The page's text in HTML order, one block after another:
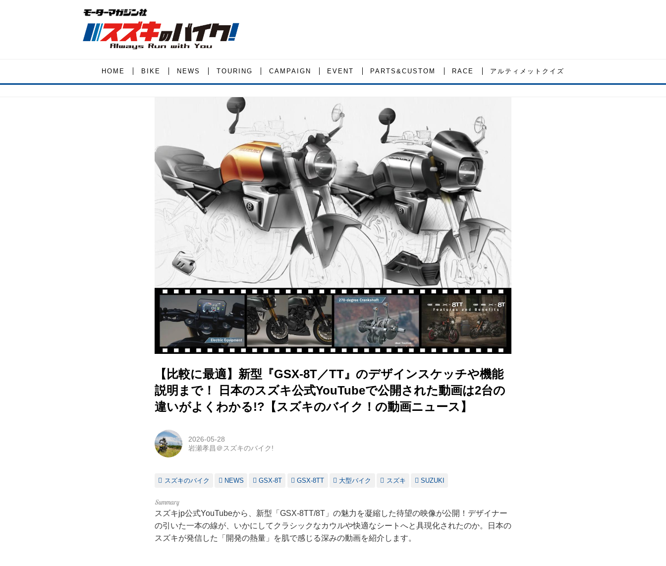
HOME BIKE NEWS TOURING CAMPAIGN EVENT PARTS&CUSTOM RACE アルティメットクイズ
【比較に最適】新型『GSX-8T／TT』のデザインスケッチや機能
説明まで！ 日本のスズキ公式YouTubeで公開された動画は2台の
違いがよくわかる!?【スズキのバイク！の動画ニュース】
2026-05-28
岩瀬孝昌＠スズキのバイク!
スズキのバイク NEWS GSX-8T GSX-8TT 大型バイク スズキ SUZUKI
スズキjp公式YouTubeから、新型「GSX-8TT/8T」の魅力を凝縮した待望の映像が公開！デザイナー
の引いた一本の線が、いかにしてクラシックなカウルや快適なシートへと具現化されたのか。日本の
スズキが発信した「開発の熱量」を肌で感じる深みの動画を紹介します。